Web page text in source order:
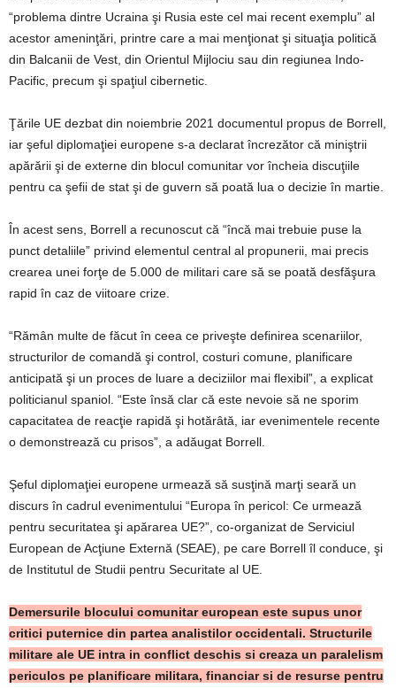
“problema dintre Ucraina şi Rusia este cel mai recent exemplu” al
acestor ameninţări, printre care a mai menţionat şi situaţia politică
din Balcanii de Vest, din Orientul Mijlociu sau din regiunea Indo-
Pacific, precum şi spaţiul cibernetic.
Ţările UE dezbat din noiembrie 2021 documentul propus de Borrell,
iar şeful diplomaţiei europene s-a declarat încrezător că miniştrii
apărării şi de externe din blocul comunitar vor încheia discuţiile
pentru ca şefii de stat şi de guvern să poată lua o decizie în martie.
În acest sens, Borrell a recunoscut că “încă mai trebuie puse la
punct detaliile” privind elementul central al propunerii, mai precis
crearea unei forţe de 5.000 de militari care să se poată desfăşura
rapid în caz de viitoare crize.
“Rămân multe de făcut în ceea ce priveşte definirea scenariilor,
structurilor de comandă şi control, costuri comune, planificare
anticipată şi un proces de luare a deciziilor mai flexibil”, a explicat
politicianul spaniol. “Este însă clar că este nevoie să ne sporim
capacitatea de reacţie rapidă şi hotărâtă, iar evenimentele recente
o demonstrează cu prisos”, a adăugat Borrell.
Şeful diplomaţiei europene urmează să susţină marţi seară un
discurs în cadrul evenimentului “Europa în pericol: Ce urmează
pentru securitatea şi apărarea UE?”, co-organizat de Serviciul
European de Acţiune Externă (SEAE), pe care Borrell îl conduce, şi
de Institutul de Studii pentru Securitate al UE.
Demersurile blocului comunitar european este supus unor
critici puternice din partea analistilor occidentali. Structurile
militare ale UE intra in conflict deschis si creaza un paralelism
periculos pe planificare militara, financiar si de resurse pentru